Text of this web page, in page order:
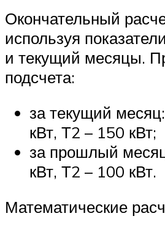
Окончательный
используя
и текущий месяцы.
подсчета:
за текущий
кВт, Т2 – 150 кВт;
за прошлый
кВт, Т2 – 100 кВт.
Математические